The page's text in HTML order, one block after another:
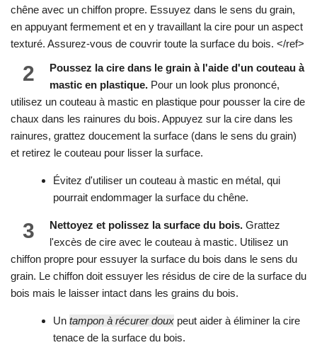
chêne avec un chiffon propre. Essuyez dans le sens du grain,
en appuyant fermement et en y travaillant la cire pour un aspect
texturé. Assurez-vous de couvrir toute la surface du bois. </ref>
2
Poussez la cire dans le grain à l'aide d'un couteau à
mastic en plastique. Pour un look plus prononcé,
utilisez un couteau à mastic en plastique pour pousser la cire de
chaux dans les rainures du bois. Appuyez sur la cire dans les
rainures, grattez doucement la surface (dans le sens du grain)
et retirez le couteau pour lisser la surface.
Évitez d'utiliser un couteau à mastic en métal, qui
pourrait endommager la surface du chêne.
3 Nettoyez et polissez la surface du bois. Grattez
l'excès de cire avec le couteau à mastic. Utilisez un
chiffon propre pour essuyer la surface du bois dans le sens du
grain. Le chiffon doit essuyer les résidus de cire de la surface du
bois mais le laisser intact dans les grains du bois.
Un tampon à récurer doux peut aider à éliminer la cire
tenace de la surface du bois.